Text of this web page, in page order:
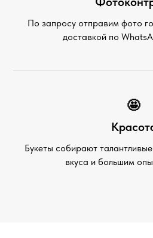
По запросу отправим фото
доставкой по
🤩
Букеты собирают
вкуса и большим